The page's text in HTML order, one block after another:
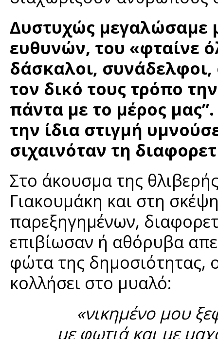
Δυστυχώς μεγαλώσαμε
ευθυνών, του «φταίνε
δάσκαλοι,
τον δικό τους τρόπο
πάντα με το μέρος
την ίδια στιγμή
σιχαινόταν τη
Στο άκουσμα της
Γιακουμάκη και στη
παρεξηγημένων,
επιβίωσαν ή αθόρυβα
φώτα της δημοσιότητας,
κολλήσει στο μυαλό:
«νικημένο μου
με φωτιά και με